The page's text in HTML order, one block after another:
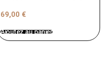
69,00 €
Ajoutez au panier